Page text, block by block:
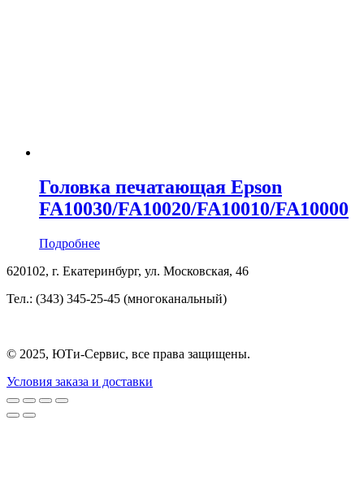
Головка печатающая Epson
FA10030/FA10020/FA10010/FA10000
Подробнее
620102, г. Екатеринбург, ул. Московская, 46
Тел.: (343) 345-25-45 (многоканальный)
© 2025, ЮТи-Сервис, все права защищены.
Условия заказа и доставки